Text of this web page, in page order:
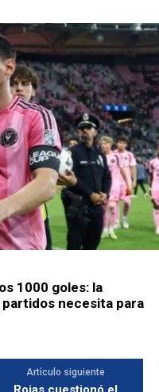
1000 goles: la
necesita para
Artículo siguiente